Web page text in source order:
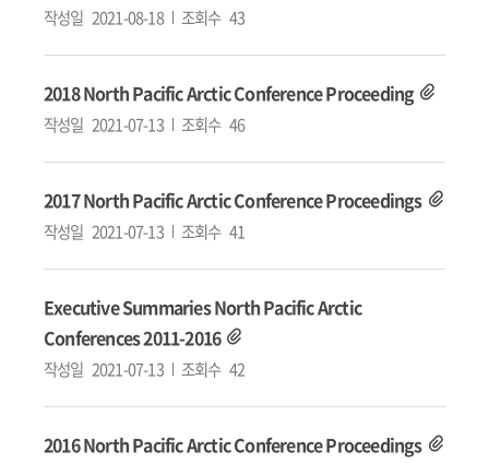
작성일 2021-08-18 조회수 43
2018 North Pacific Arctic Conference Proceeding
작성일 2021-07-13 조회수 46
2017 North Pacific Arctic Conference Proceedings
작성일 2021-07-13 조회수 41
Executive Summaries North Pacific Arctic
Conferences 2011-2016
작성일 2021-07-13 조회수 42
2016 North Pacific Arctic Conference Proceedings